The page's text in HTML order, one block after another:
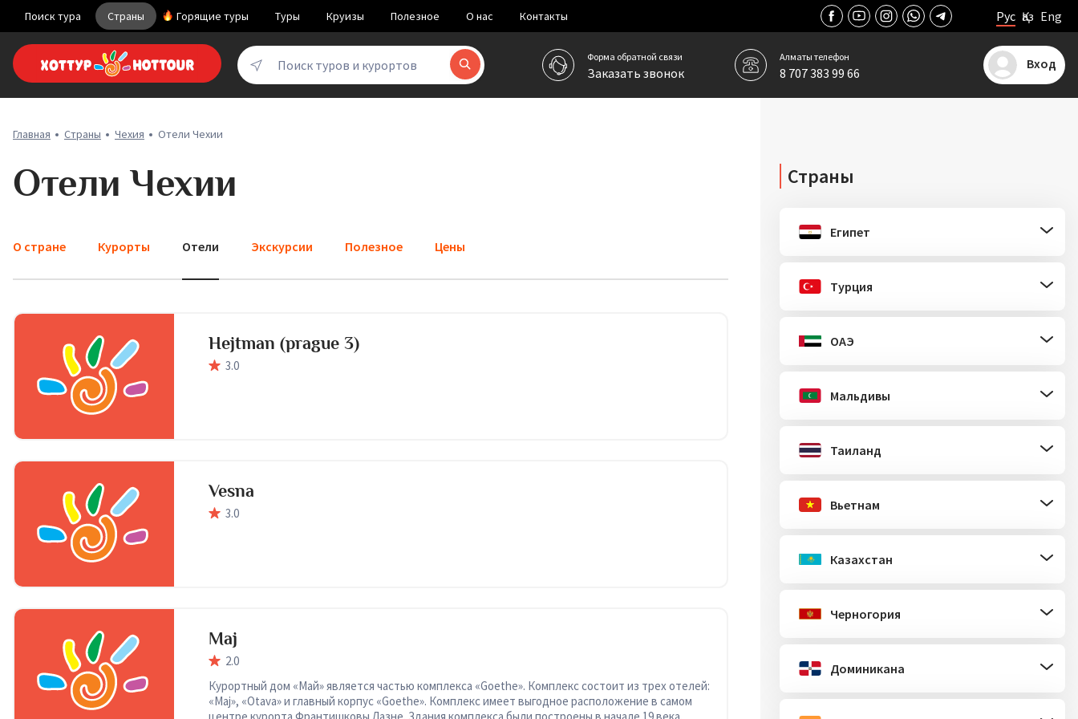
Поиск тура Страны Горящие туры Туры Круизы Полезное О нас Контакты Рус Қаз Eng
Поиск туров и курортов
Форма обратной связи
Заказать звонок
Алматы телефон
8 707 383 99 66
Вход
Главная Страны Чехия Отели Чехии
Отели Чехии
О стране Курорты Отели Экскурсии Полезное Цены
Hejtman (prague 3)
3.0
Vesna
3.0
Maj
2.0
Курортный дом «Май» является частью комплекса «Goethe». Комплекс состоит из трех отелей:
«Maj», «Otava» и главный корпус «Goethe». Комплекс имеет выгодное расположение в самом
Страны
Египет
Турция
ОАЭ
Мальдивы
Таиланд
Вьетнам
Казахстан
Черногория
Доминикана